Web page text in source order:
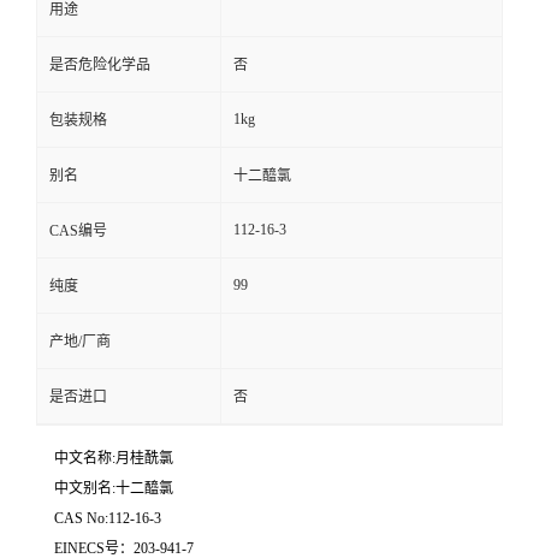
用途
是否危险化学品 否
包装规格 1kg
别名 十二醯氯
CAS编号 112-16-3
纯度 99
产地/厂商
是否进口 否
中文名称:月桂酰氯
中文别名:十二醯氯
CAS No:112-16-3
EINECS号：203-941-7